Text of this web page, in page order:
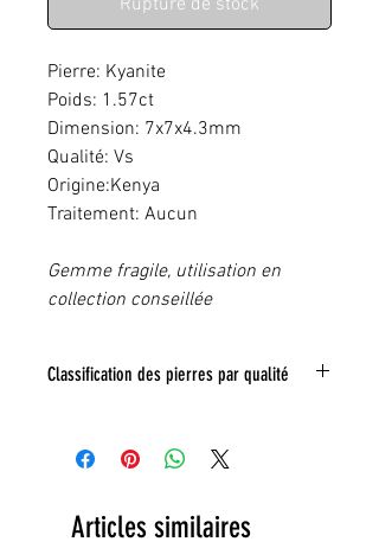
Rupture de stock
Pierre: Kyanite
Poids: 1.57ct
Dimension: 7x7x4.3mm
Qualité: Vs
Origine:Kenya
Traitement: Aucun
Gemme fragile, utilisation en
collection conseillée
Classification des pierres par qualité
: Trés legeres inclusions
Légéres inclusions
Toute inclusion sera signalé sur la photo
Articles similaires